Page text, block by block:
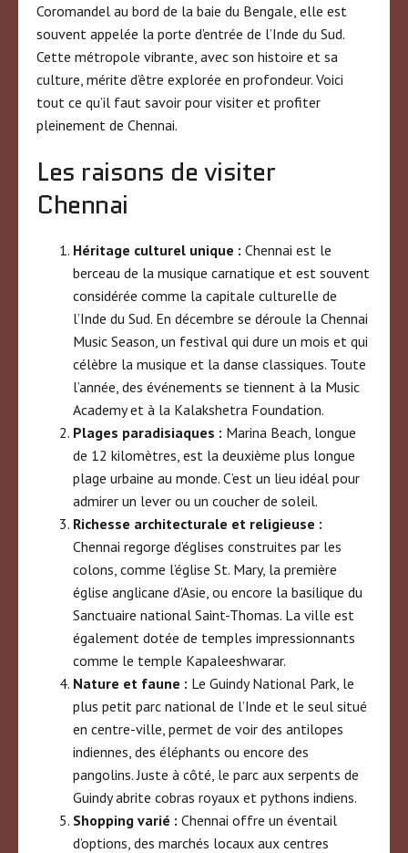
Coromandel au bord de la baie du Bengale, elle est
souvent appelée la porte d’entrée de l’Inde du Sud.
Cette métropole vibrante, avec son histoire et sa
culture, mérite d’être explorée en profondeur. Voici
tout ce qu’il faut savoir pour visiter et profiter
pleinement de Chennai.
Les raisons de visiter
Chennai
Héritage culturel unique : Chennai est le
berceau de la musique carnatique et est souvent
considérée comme la capitale culturelle de
l’Inde du Sud. En décembre se déroule la Chennai
Music Season, un festival qui dure un mois et qui
célèbre la musique et la danse classiques. Toute
l’année, des événements se tiennent à la Music
Academy et à la Kalakshetra Foundation.
Plages paradisiaques : Marina Beach, longue
de 12 kilomètres, est la deuxième plus longue
plage urbaine au monde. C’est un lieu idéal pour
admirer un lever ou un coucher de soleil.
Richesse architecturale et religieuse :
Chennai regorge d’églises construites par les
colons, comme l’église St. Mary, la première
église anglicane d’Asie, ou encore la basilique du
Sanctuaire national Saint-Thomas. La ville est
également dotée de temples impressionnants
comme le temple Kapaleeshwarar.
Nature et faune : Le Guindy National Park, le
plus petit parc national de l’Inde et le seul situé
en centre-ville, permet de voir des antilopes
indiennes, des éléphants ou encore des
pangolins. Juste à côté, le parc aux serpents de
Guindy abrite cobras royaux et pythons indiens.
Shopping varié : Chennai offre un éventail
d’options, des marchés locaux aux centres